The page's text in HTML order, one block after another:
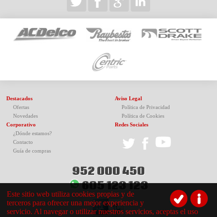
Destacados
Ofertas
Novedades
Corporativo
¿Dónde estamos?
Contacto
Guía de compras
Aviso Legal
Política de Privacidad
Política de Cookies
Redes Sociales
952 000 450
605 123 123
Este sitio web utiliza cookies propias y de
terceros para ofrecer una mejor experiencia y
servicio. Al navegar o utilizar nuestros servicios, aceptas el uso